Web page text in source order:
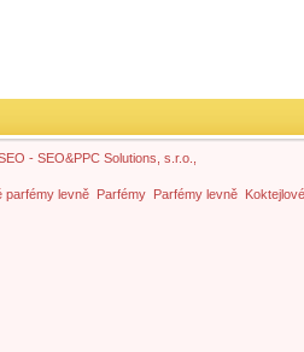
- SEO&PPC Solutions, s.r.o.,
parfémy levně Parfémy Parfémy levně